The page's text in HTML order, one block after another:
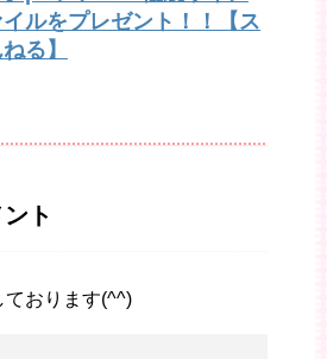
ルをプレゼント！！【ス
る】
ト
ております(^^)